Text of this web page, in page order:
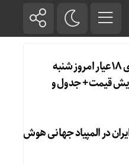
قیمت طلای 18عیار امروز شنبه
قیمت + جدول و
در المپیاد جهانی هوش